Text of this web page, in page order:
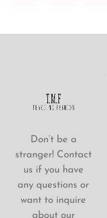
Don’t be a
stranger! Contact
us if you have
any questions or
want to inquire
about our